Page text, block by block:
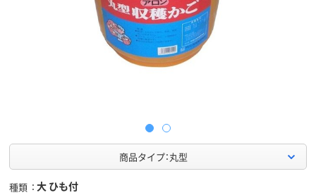
商品タイプ：丸型
種類 大 ひも付